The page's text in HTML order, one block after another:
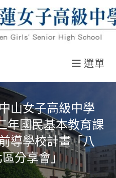
選單
山女子高級中學
年國民基本教育課
導學校計畫「八
分享會」